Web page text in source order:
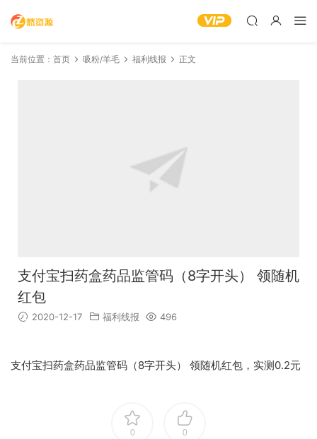
当前位置： 首页 吸粉/羊毛 福利线报 正文
支付宝扫药盒药品监管码（8字开头） 领随机
红包
2020-12-17 福利线报 496
支付宝扫药盒药品监管码（8字开头） 领随机红包，实测0.2元
0 0